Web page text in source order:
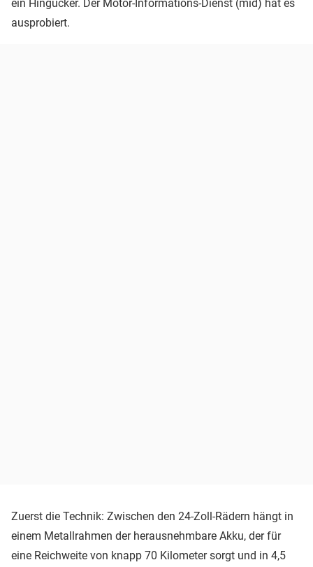
ein Hingucker. Der Motor-Informations-Dienst (mid) hat es
ausprobiert.
Zuerst die Technik: Zwischen den 24-Zoll-Rädern hängt in
einem Metallrahmen der herausnehmbare Akku, der für
eine Reichweite von knapp 70 Kilometer sorgt und in 4,5